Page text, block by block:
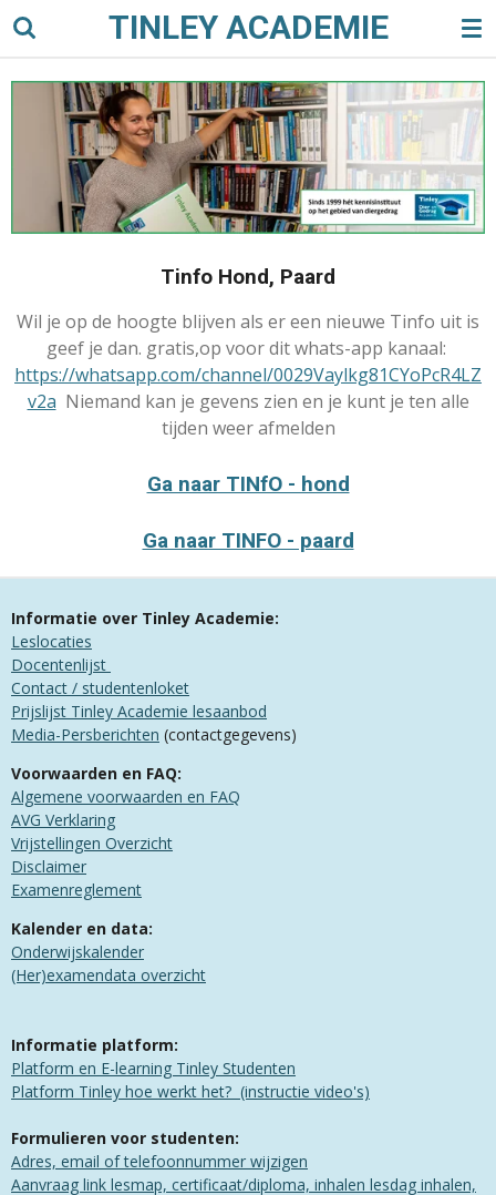
Ga
hoofdinhoud
TINLEY ACADEMIE
Tinfo Hond, Paard
Wil je op de hoogte blijven als er een nieuwe Tinfo uit is
geef je dan. gratis,op voor dit whats-app kanaal:
https://whatsapp.com/channel/0029Vaylkg81CYoPcR4LZ
v2a Niemand kan je gevens zien en je kunt je ten alle
tijden weer afmelden
Ga naar TINfO - hond
Ga naar TINFO - paard
Informatie over Tinley Academie:
Leslocaties
Docentenlijst
Contact / studentenloket
Prijslijst Tinley Academie lesaanbod
Media-Persberichten (contactgegevens)
Voorwaarden en FAQ:
Algemene voorwaarden en FAQ
​AVG Verklaring
​Vrijstellingen Overzicht
Disclaimer
Examenreglement
Kalender en data:
Onderwijskalender
(Her)examendata overzicht
Informatie platform:
Platform en E-learning Tinley Studenten
​​Platform Tinley hoe werkt het? (instructie video's)
Formulieren voor studenten:
Adres, email of telefoonnummer wijzigen
Aanvraag link lesmap, certificaat/diploma, inhalen lesdag inhalen,